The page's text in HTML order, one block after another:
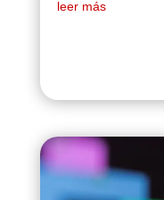
leer más